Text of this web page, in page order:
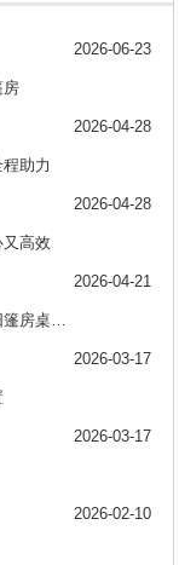
2026-06-23
房
2026-04-28
助力
2026-04-28
高效
2026-04-21
劲牌神农架酒业第五届封藏文化旅游节，信阳篷房桌椅出租助力布场
2026-03-17
2026-03-17
2026-02-10